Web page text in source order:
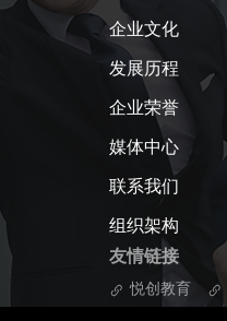
企业文化
发展历程
企业荣誉
媒体中心
联系我们
组织架构
友情链接
悦创教育